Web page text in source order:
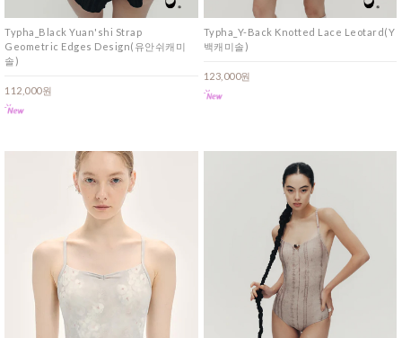
Typha_Black Yuan'shi Strap
Geometric Edges Design(유안쉬캐미
솔)
112,000원
Typha_Y-Back Knotted Lace Leotard(Y
백캐미솔)
123,000원